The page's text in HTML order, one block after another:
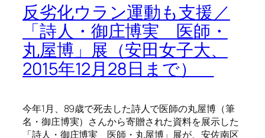
反劣化ウラン運動も支援／
「詩人・御庄博実 医師・
丸屋博」展（安田女子大、
2015年12月28日まで）
今年1月、89歳で死去した詩人で医師の丸屋博（筆
名・御庄博実）さんから寄贈された資料を展示した
「詩人・御庄博実 医師・丸屋博」展が、安佐南区